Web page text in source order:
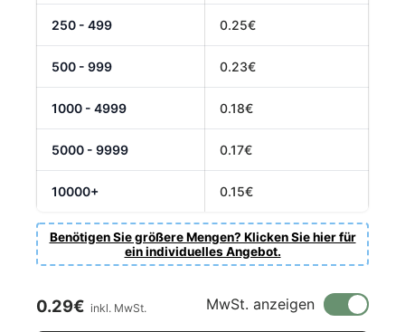
250 - 499 0.25€
500 - 999 0.23€
1000 - 4999 0.18€
5000 - 9999 0.17€
10000+ 0.15€
Benötigen Sie größere Mengen? Klicken Sie hier für
ein individuelles Angebot.
Normaler Preis
0.29€ inkl. MwSt. MwSt. anzeigen